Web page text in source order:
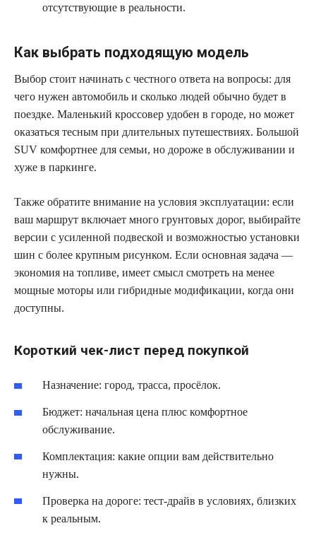
отсутствующие в реальности.
Как выбрать подходящую модель
Выбор стоит начинать с честного ответа на вопросы: для
чего нужен автомобиль и сколько людей обычно будет в
поездке. Маленький кроссовер удобен в городе, но может
оказаться тесным при длительных путешествиях. Большой
SUV комфортнее для семьи, но дороже в обслуживании и
хуже в паркинге.
Также обратите внимание на условия эксплуатации: если
ваш маршрут включает много грунтовых дорог, выбирайте
версии с усиленной подвеской и возможностью установки
шин с более крупным рисунком. Если основная задача —
экономия на топливе, имеет смысл смотреть на менее
мощные моторы или гибридные модификации, когда они
доступны.
Короткий чек-лист перед покупкой
Назначение: город, трасса, просёлок.
Бюджет: начальная цена плюс комфортное
обслуживание.
Комплектация: какие опции вам действительно
нужны.
Проверка на дороге: тест-драйв в условиях, близких
к реальным.